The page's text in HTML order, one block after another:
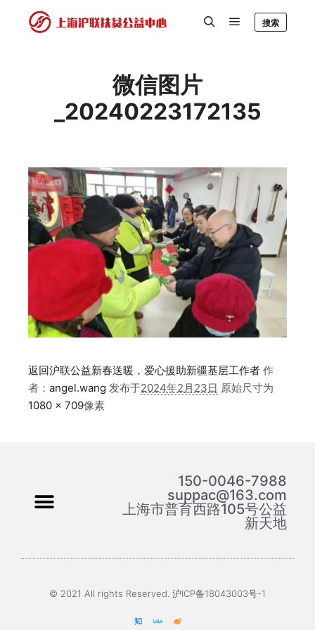
搜索
微信图片
_20240223172135
返回沪联公益新春送暖，爱心援助新疆基层工作者 作
者： angel.wang 发布于2024年2月23日 原始尺寸为
1080 × 709像素
150-0046-7988
suppac@163.com
上海市普育西路105号公益
新天地
© 2021 All rights Reserved. 沪ICP备18043003号-1